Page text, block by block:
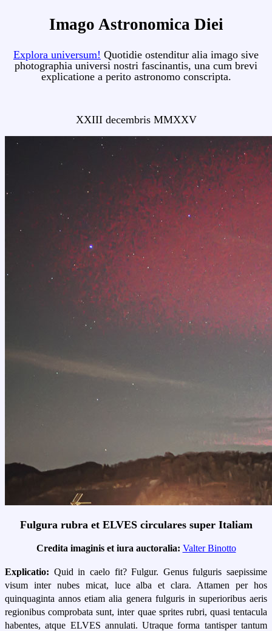
Imago Astronomica Diei
Explora universum! Quotidie ostenditur alia imago sive
photographia universi nostri fascinantis, una cum brevi
explicatione a perito astronomo conscripta.
XXIII decembris MMXXV
Fulgura rubra et ELVES circulares super Italiam
Credita imaginis et iura auctoralia: Valter Binotto
Explicatio: Quid in caelo fit? Fulgur. Genus fulguris saepissime
visum inter nubes micat, luce alba et clara. Attamen per hos
quinquaginta annos etiam alia genera fulguris in superioribus aeris
regionibus comprobata sunt, inter quae sprites rubri, quasi tentacula
habentes, atque ELVES annulati. Utraque forma tantisper tantum